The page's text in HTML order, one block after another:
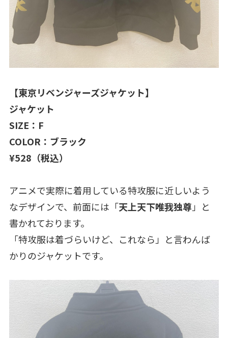
【東京リベンジャーズジャケット】
ジャケット
SIZE：F
COLOR：ブラック
¥528（税込）
アニメで実際に着用している特攻服に近しいよう
なデザインで、前面には「天上天下唯我独尊」と
書かれております。
「特攻服は着づらいけど、これなら」と言わんば
かりのジャケットです。